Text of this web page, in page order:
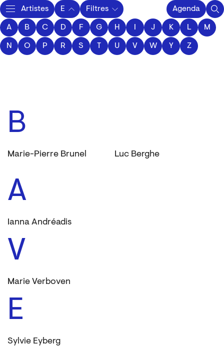
Artistes E
A B C D F G H J K L M
N O P R S T U V W Y Z
Filtres
Activity
Agenda
B
Marie-Pierre Brunel Luc Berghe
A
Ianna Andréadis
V
Marie Verboven
E
Sylvie Eyberg